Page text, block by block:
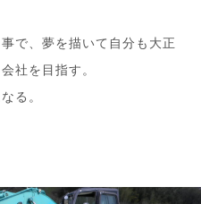
で、夢を描いて自分も大正
社を目指す。
る。